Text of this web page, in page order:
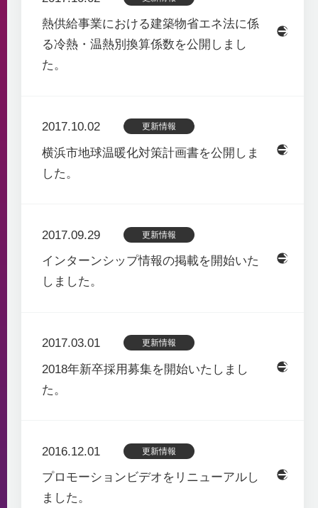
熱供給事業における建築物省エネ法に係
る冷熱・温熱別換算係数を公開しまし
た。
2017.10.02 更新情報
横浜市地球温暖化対策計画書を公開しま
した。
2017.09.29 更新情報
インターンシップ情報の掲載を開始いた
しました。
2017.03.01 更新情報
2018年新卒採用募集を開始いたしまし
た。
2016.12.01 更新情報
プロモーションビデオをリニューアルし
ました。